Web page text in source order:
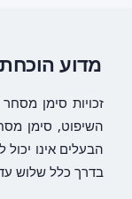
מדוע
זכויות סימן
השיפוט, סימן
הבעלים אינו
בדרך כלל שלוש